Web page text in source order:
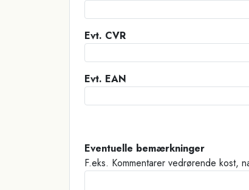
Evt. CVR
Evt. EAN
Eventuelle bemærkninger
F.eks. Kommentarer vedrørende kost,